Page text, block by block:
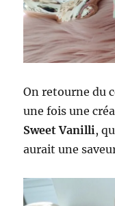
On retourne du
une fois une
Sweet Vanilli,
aurait une